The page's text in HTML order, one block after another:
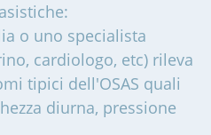
o uno specialista
cardiologo, etc) rileva
tipici dell'OSAS quali
diurna, pressione